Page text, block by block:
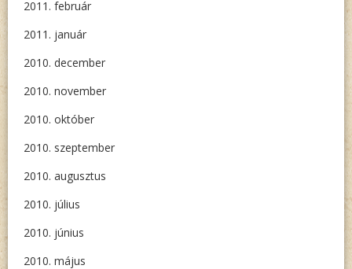
2011. február
2011. január
2010. december
2010. november
2010. október
2010. szeptember
2010. augusztus
2010. július
2010. június
2010. május